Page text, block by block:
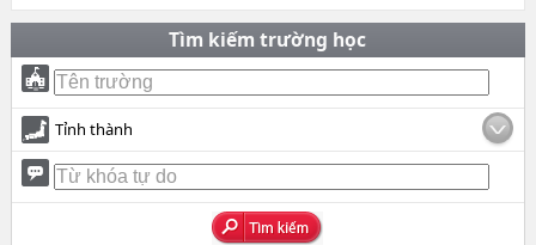
Tìm kiếm trường học
Tỉnh thành